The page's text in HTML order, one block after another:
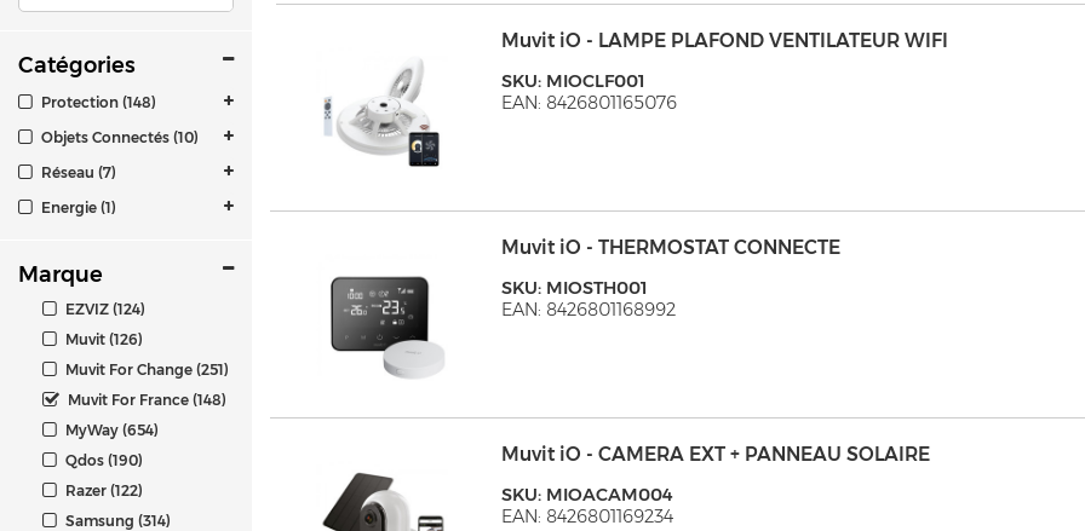
Catégories
Protection (148)
Objets Connectés (10)
Réseau (7)
Energie (1)
Marque
EZVIZ (124)
Muvit (126)
Muvit For Change (251)
Muvit For France (148)
MyWay (654)
Qdos (190)
Razer (122)
Samsung (314)
Muvit iO - LAMPE PLAFOND VENTILATEUR WIFI
SKU: MIOCLF001
EAN: 8426801165076
Muvit iO - THERMOSTAT CONNECTE
SKU: MIOSTH001
EAN: 8426801168992
Muvit iO - CAMERA EXT + PANNEAU SOLAIRE
SKU: MIOACAM004
EAN: 8426801169234